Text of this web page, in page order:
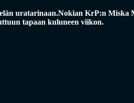
uratarinaan.Nokian KrP:n Miska
tapaan kuluneen viikon.